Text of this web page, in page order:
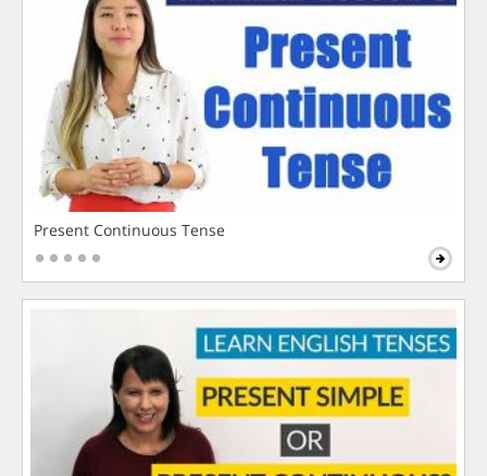
Present Continuous Tense